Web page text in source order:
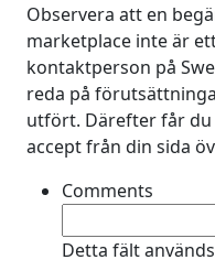
Observera att en
marketplace inte är
kontaktperson på
reda på
utfört. Därefter får
accept från din sida
Comments
Detta fält